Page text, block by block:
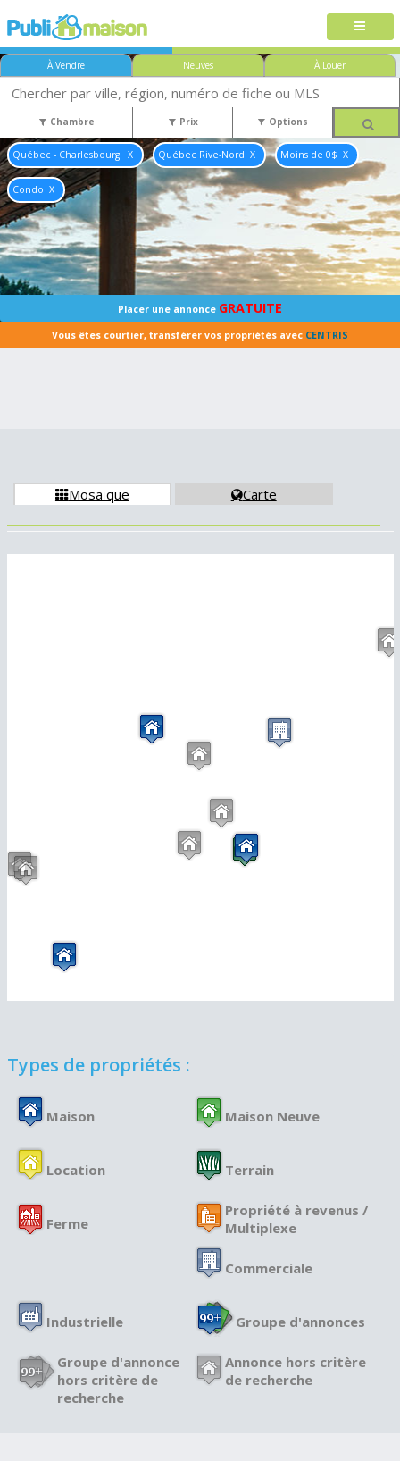
À Vendre Neuves À Louer
Chambre Prix Options
Québec - Charlesbourg Québec Rive-Nord Moins de 0$
Condo
Placer une annonce GRATUITE
Vous êtes courtier, transférer vos propriétés avec CENTRIS
Mosaïque Carte
Types de propriétés :
Maison Maison Neuve
Location Terrain
Ferme
Propriété à revenus /
Multiplexe
Commerciale
Industrielle Groupe d'annonces
Groupe d'annonce
hors critère de
recherche
Annonce hors critère
de recherche